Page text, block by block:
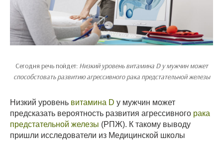
Сегодня речь пойдет: Низкий уровень витамина D у мужчин может
способстовать развитию агрессивного рака предстательной железы
Низкий уровень витамина D у мужчин может
предсказать вероятность развития агрессивного рака
предстательной железы (РПЖ). К такому выводу
пришли исследователи из Медицинской школы